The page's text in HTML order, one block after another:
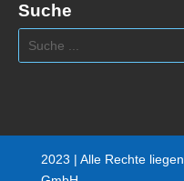
Suche
2023 | Alle Rechte